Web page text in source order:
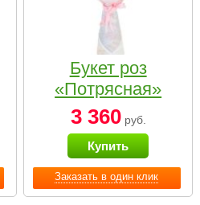
Заказать в один клик
Букет роз
«Потрясная»
3 360руб.
Купить